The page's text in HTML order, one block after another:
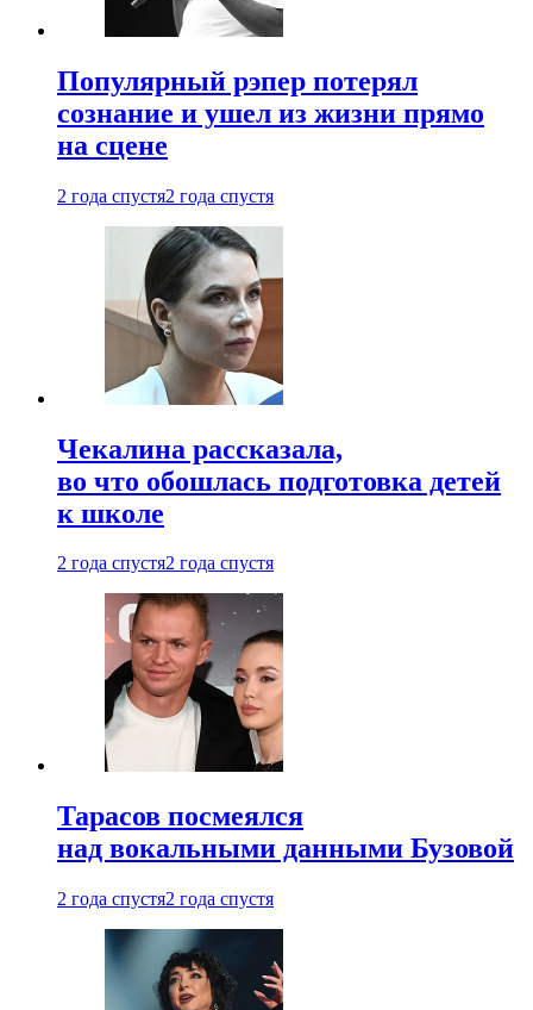
Популярный рэпер потерял
сознание и ушел из жизни прямо
на сцене
2 года спустя2 года спустя
Чекалина рассказала,
во что обошлась подготовка детей
к школе
2 года спустя2 года спустя
Тарасов посмеялся
над вокальными данными Бузовой
2 года спустя2 года спустя